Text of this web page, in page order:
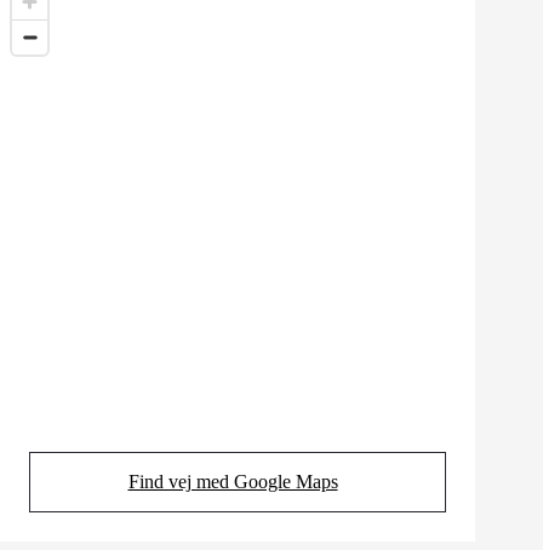
Find vej med Google Maps
(Opens in new tab)